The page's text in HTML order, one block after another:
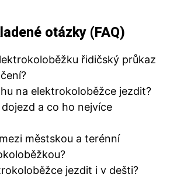
otázky (FAQ)
řidičský průkaz
na elektrokoloběžce jezdit?
a co ho nejvíce
městskou a terénní
jezdit i v dešti?